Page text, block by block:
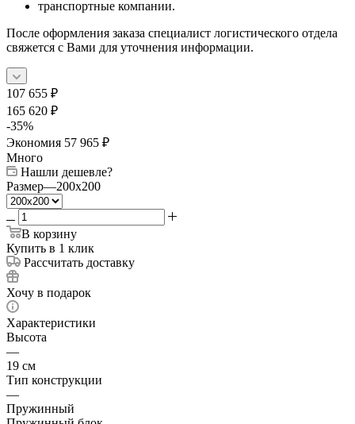
транспортные компании.
После оформления заказа специалист логистического отдела
свяжется с Вами для уточнения информации.
107 655 ₽
165 620 ₽
-35%
Экономия 57 965 ₽
Много
Нашли дешевле?
Размер—200x200
В корзину
Купить в 1 клик
Рассчитать доставку
Хочу в подарок
Характеристики
Высота
—
19 см
Тип конструкции
—
Пружинный